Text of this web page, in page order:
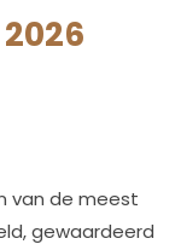
van de meest
gewaardeerd